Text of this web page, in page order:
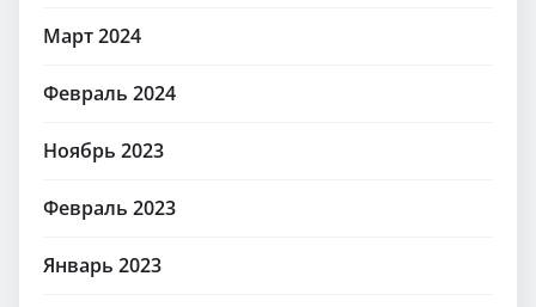
Март 2024
Февраль 2024
Ноябрь 2023
Февраль 2023
Январь 2023